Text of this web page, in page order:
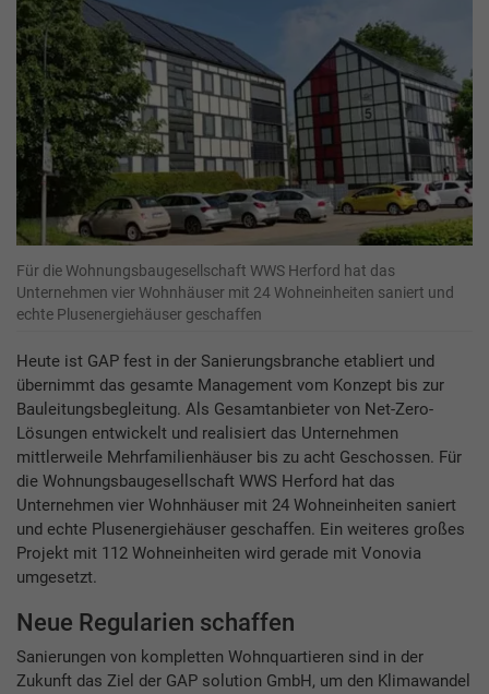
Für die Wohnungsbaugesellschaft WWS Herford hat das
Unternehmen vier Wohnhäuser mit 24 Wohneinheiten saniert und
echte Plusenergiehäuser geschaffen
Heute ist GAP fest in der Sanierungsbranche etabliert und
übernimmt das gesamte Management vom Konzept bis zur
Bauleitungsbegleitung. Als Gesamtanbieter von Net-Zero-
Lösungen entwickelt und realisiert das Unternehmen
mittlerweile Mehrfamilienhäuser bis zu acht Geschossen. Für
die Wohnungsbaugesellschaft WWS Herford hat das
Unternehmen vier Wohnhäuser mit 24 Wohneinheiten saniert
und echte Plusenergiehäuser geschaffen. Ein weiteres großes
Projekt mit 112 Wohneinheiten wird gerade mit Vonovia
umgesetzt.
Neue Regularien schaffen
Sanierungen von kompletten Wohnquartieren sind in der
Zukunft das Ziel der GAP solution GmbH, um den Klimawandel